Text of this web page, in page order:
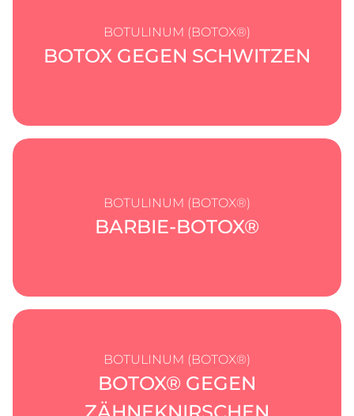
BOTULINUM (BOTOX®)
BOTOX GEGEN SCHWITZEN
BOTULINUM (BOTOX®)
BARBIE-BOTOX®
BOTULINUM (BOTOX®)
BOTOX® GEGEN
ZÄHNEKNIRSCHEN